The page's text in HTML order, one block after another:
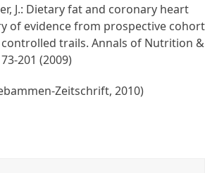
J.: Dietary fat and coronary heart
of evidence from prospective cohort
trails. Annals of Nutrition &
201 (2009)
Zeitschrift, 2010)